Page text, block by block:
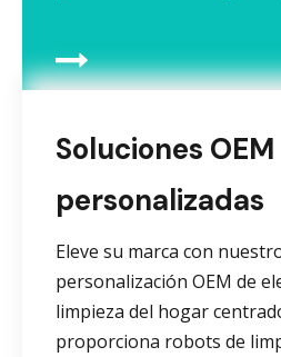
Soluciones OEM
personalizadas
Eleve su marca con
personalización OEM de
limpieza del hogar
proporciona robots de